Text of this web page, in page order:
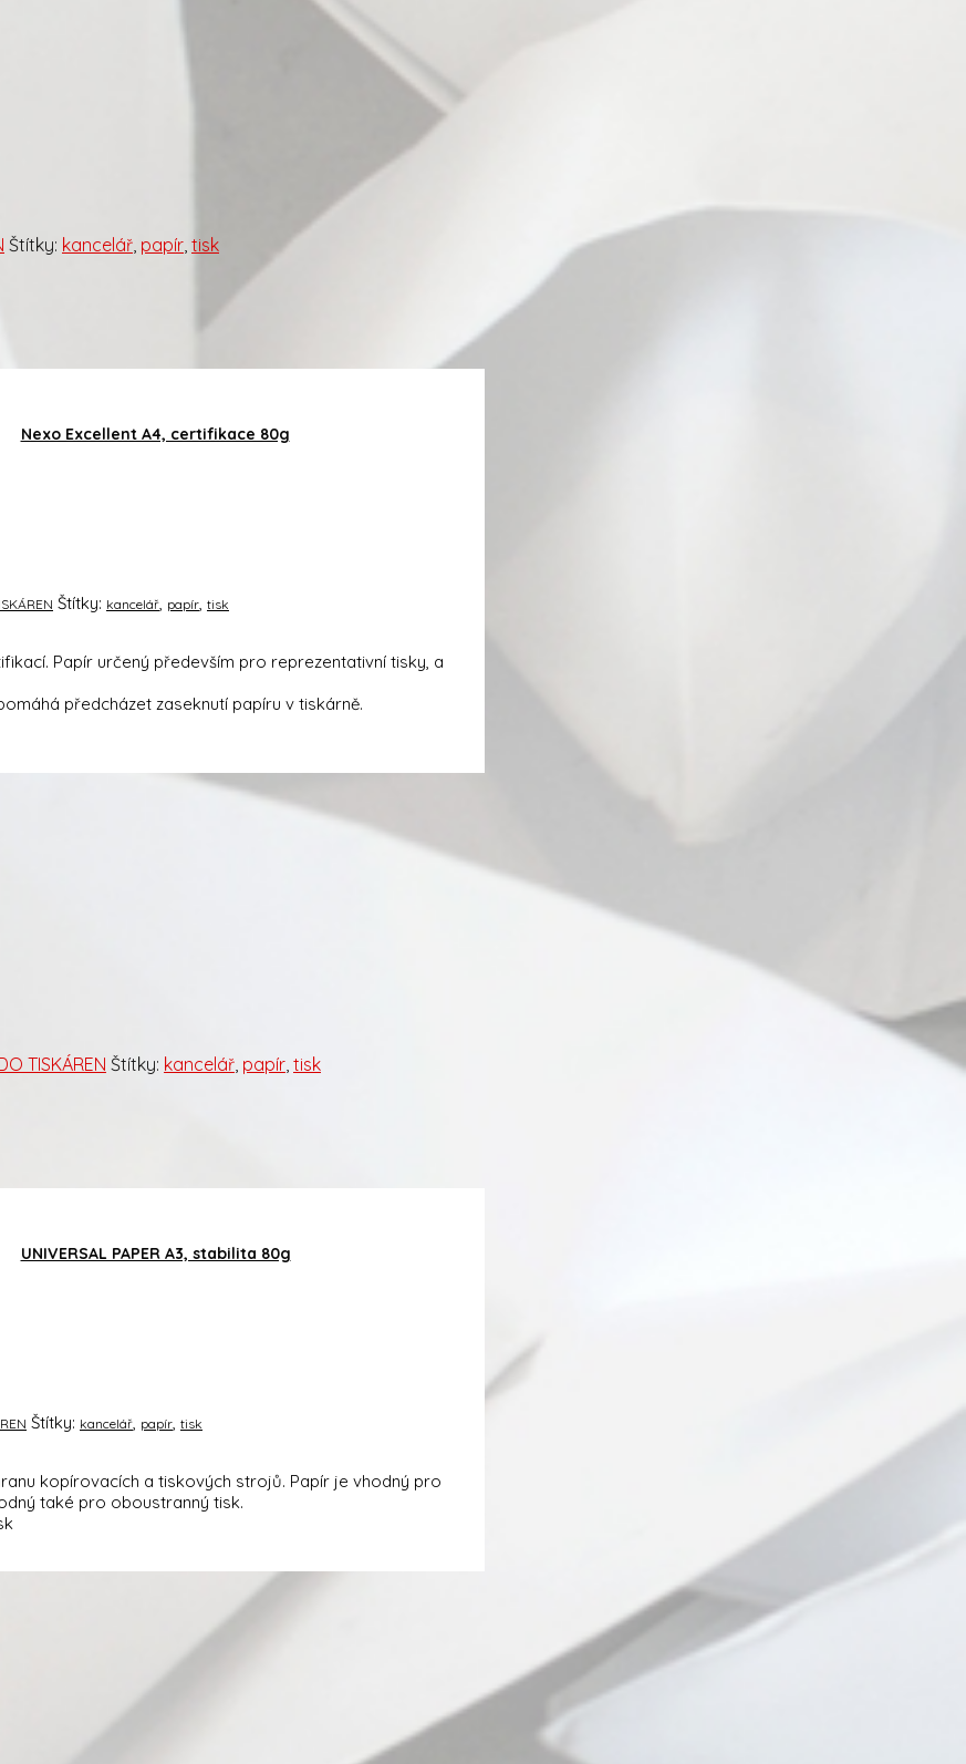
Štítky: kancelář papír tisk
Nexo Excellent A4, certifikace 80g
Štítky: kancelář papír tisk
Papír určený především pro reprezentativní tisky, a
předcházet zaseknutí papíru v tiskárně.
TISKÁREN Štítky: kancelář, papír, tisk
UNIVERSAL PAPER A3, stabilita 80g
Štítky: kancelář, papír, tisk
kopírovacích a tiskových strojů. Papír je vhodný pro
také pro oboustranný tisk.